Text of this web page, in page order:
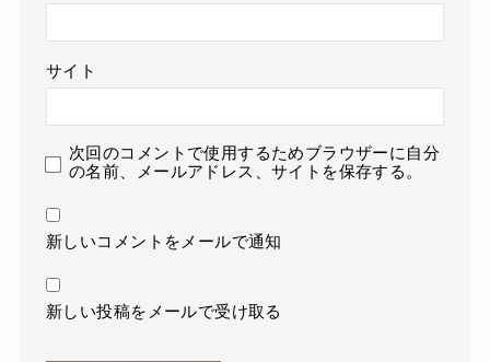
サイト
次回のコメントで使用するためブラウザーに自分
の名前、メールアドレス、サイトを保存する。
新しいコメントをメールで通知
新しい投稿をメールで受け取る